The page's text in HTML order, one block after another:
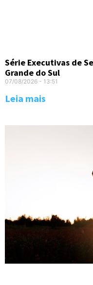
Série Executivas de
Grande do Sul
07/08/2026 13:51
Leia mais